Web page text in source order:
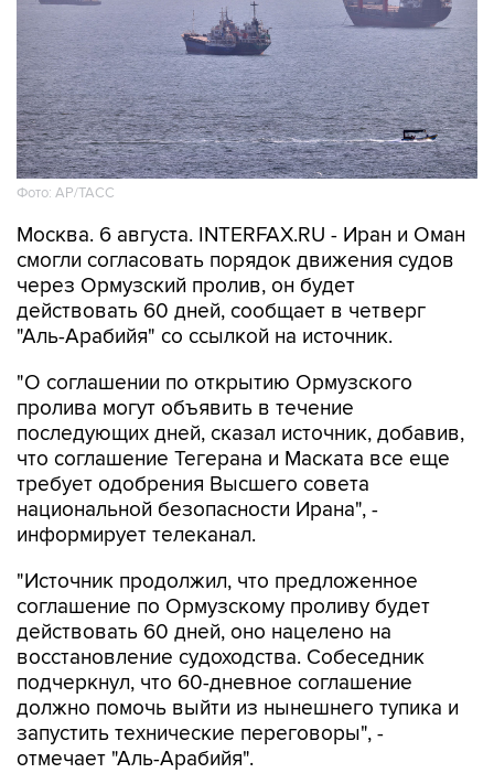
Фото: AP/ТАСС
Москва. 6 августа. INTERFAX.RU - Иран и Оман
смогли согласовать порядок движения судов
через Ормузский пролив, он будет
действовать 60 дней, сообщает в четверг
"Аль-Арабийя" со ссылкой на источник.
"О соглашении по открытию Ормузского
пролива могут объявить в течение
последующих дней, сказал источник, добавив,
что соглашение Тегерана и Маската все еще
требует одобрения Высшего совета
национальной безопасности Ирана", -
информирует телеканал.
"Источник продолжил, что предложенное
соглашение по Ормузскому проливу будет
действовать 60 дней, оно нацелено на
восстановление судоходства. Собеседник
подчеркнул, что 60-дневное соглашение
должно помочь выйти из нынешнего тупика и
запустить технические переговоры", -
отмечает "Аль-Арабийя".